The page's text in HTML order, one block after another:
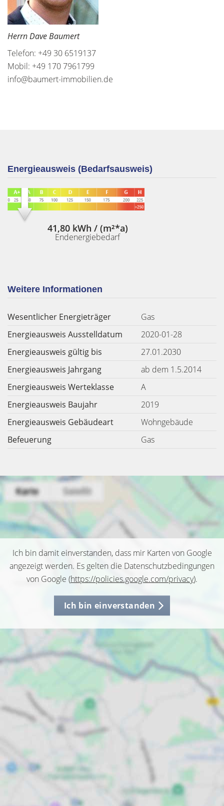
Herrn Dave Baumert
Telefon: +49 30 6519137
Mobil: +49 170 7961799
info@baumert-immobilien.de
Energieausweis (Bedarfsausweis)
41,80 kWh / (m²*a)
Endenergiebedarf
Weitere Informationen
Wesentlicher Energieträger
Gas
Energieausweis Ausstelldatum
2020-01-28
Energieausweis gültig bis
27.01.2030
Energieausweis Jahrgang
ab dem 1.5.2014
Energieausweis Werteklasse
A
Energieausweis Baujahr
2019
Energieausweis Gebäudeart
Wohngebäude
Befeuerung
Gas
Ich bin damit einverstanden, dass mir Karten von Google
angezeigt werden. Es gelten die Datenschutzbedingungen
von Google (https://policies.google.com/privacy).
Ich bin einverstanden